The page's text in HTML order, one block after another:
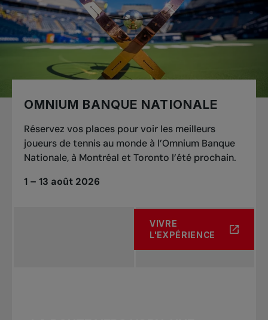
OMNIUM BANQUE NATIONALE
Réservez vos places pour voir les meilleurs
joueurs de tennis au monde à l’Omnium Banque
Nationale, à Montréal et Toronto l’été prochain.
1 – 13 août 2026
VIVRE
L'EXPÉRIENCE
À PROPOS DE OMNIUM